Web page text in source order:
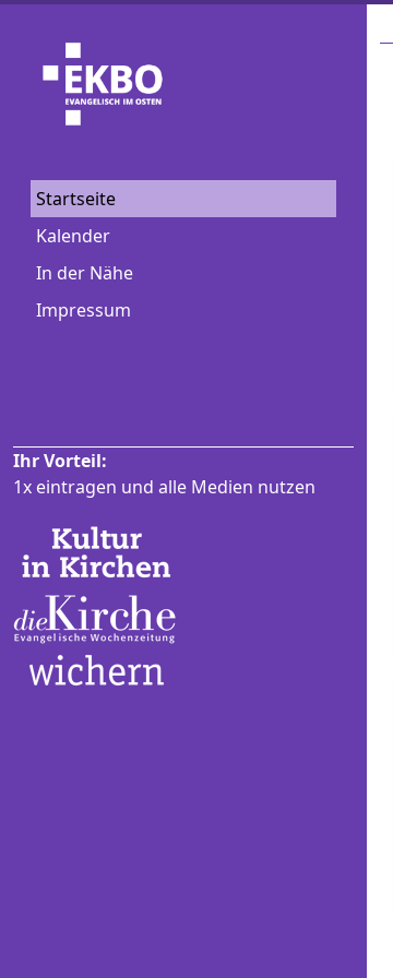
Startseite
Kalender
In der Nähe
Impressum
Ihr Vorteil:
1x eintragen und alle Medien nutzen